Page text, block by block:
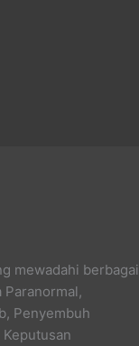
mewadahi berbagai
Paranormal,
Penyembuh